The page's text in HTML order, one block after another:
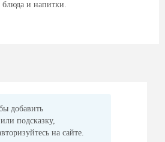
блюда и напитки.
добавить
подсказку,
на сайте.